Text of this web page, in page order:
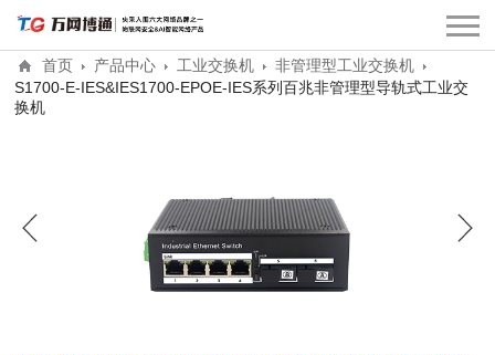
首页 产品中心 工业交换机
非管理型工业交换机
S1700-E-IES&IES1700-EPOE-IES系列百兆非管理型导轨式工业交
换机